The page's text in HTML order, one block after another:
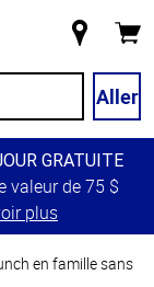
magasin
Aller
GRATUITE
valeur de 75 $
plus
en famille sans